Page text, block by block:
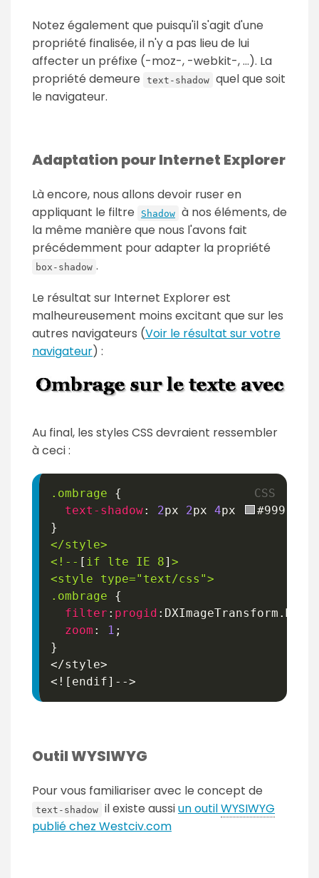
Notez également que puisqu'il s'agit d'une
propriété finalisée, il n'y a pas lieu de lui
affecter un préfixe (-moz-, -webkit-, ...). La
propriété demeure
text-shadow quel que soit
le navigateur.
Adaptation pour Internet Explorer
Là encore, nous allons devoir ruser en
appliquant le filtre
Shadow à nos éléments, de
la même manière que nous l'avons fait
précédemment pour adapter la propriété
box-shadow .
Le résultat sur Internet Explorer est
malheureusement moins excitant que sur les
autres navigateurs (Voir le résultat sur votre
navigateur) :
Au final, les styles CSS devraient ressembler
à ceci :
.ombrage
{
text-shadow: 2px 2px 4px #999
}
</style>
<!-- [ if lte IE 8] >
<style type="text/css">
.ombrage
{
filter : progid :
zoom : 1 ;
}
</style>
Outil WYSIWYG
Pour vous familiariser avec le concept de
text-shadow il existe aussiun outilWYSIWYG
publié chez Westciv.com